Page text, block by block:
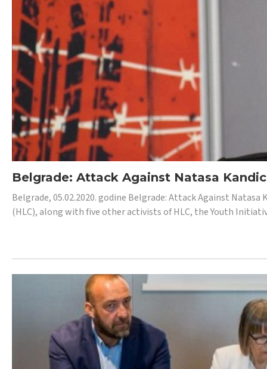
Belgrade: Attack Against Natasa
Belgrade, 05.02.2020. godine Belgrade: Attack Against
(HLC), along with five other activists of HLC, the Youth